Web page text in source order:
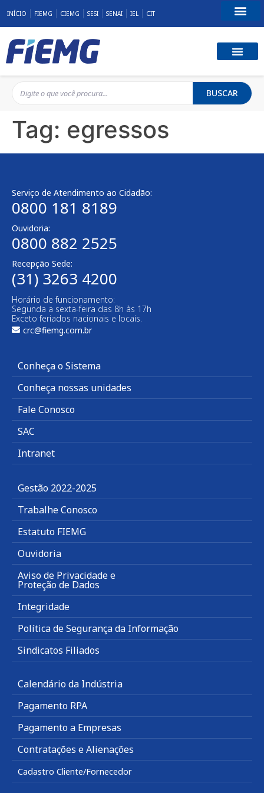
INÍCIO FIEMG CIEMG SESI SENAI IEL CIT
BUSCAR
Tag: egressos
Serviço de Atendimento ao Cidadão:
0800 181 8189
Ouvidoria:
0800 882 2525
Recepção Sede:
(31) 3263 4200
Horário de funcionamento:
Segunda a sexta-feira das 8h às 17h
Exceto feriados nacionais e locais.
crc@fiemg.com.br
Conheça o Sistema
Conheça nossas unidades
Fale Conosco
SAC
Intranet
Gestão 2022-2025
Trabalhe Conosco
Estatuto FIEMG
Ouvidoria
Aviso de Privacidade e
Proteção de Dados
Integridade
Política de Segurança da Informação
Sindicatos Filiados
Calendário da Indústria
Pagamento RPA
Pagamento a Empresas
Contratações e Alienações
Cadastro Cliente/Fornecedor